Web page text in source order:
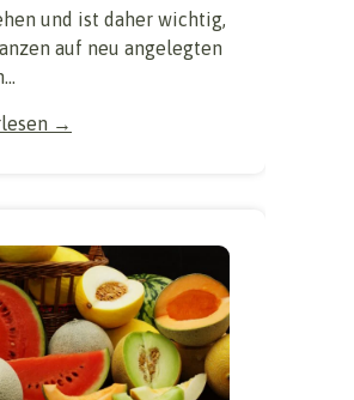
und ist daher wichtig,
auf neu angelegten
→